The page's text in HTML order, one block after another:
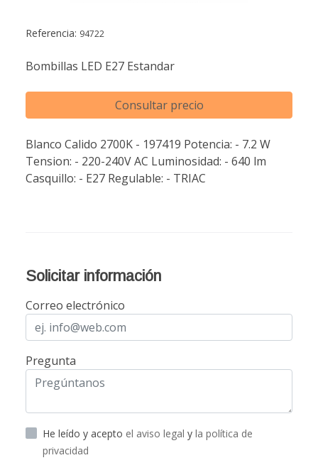
Referencia: 94722
Bombillas LED E27 Estandar
Consultar precio
Blanco Calido 2700K - 197419 Potencia: - 7.2 W
Tension: - 220-240V AC Luminosidad: - 640 lm
Casquillo: - E27 Regulable: - TRIAC
Solicitar información
Correo electrónico
Pregunta
He leído y acepto el aviso legal y la política de
privacidad